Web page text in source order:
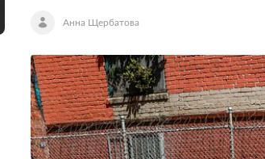
Анна Щербатова